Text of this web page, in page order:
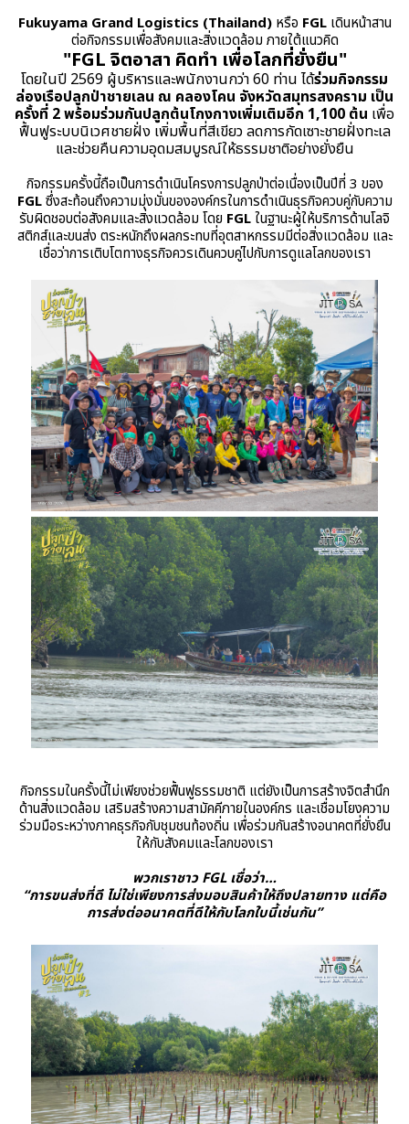
Fukuyama Grand Logistics (Thailand)หรือ FGLเดินหน้าสาน
ต่อกิจกรรมเพื่อสังคมและสิ่งแวดล้อม ภายใต้แนวคิด
"FGL จิตอาสา คิดทำ เพื่อโลกที่ยั่งยืน"
โดยในปี 2569 ผู้บริหารและพนักงานกว่า 60 ท่าน ได้ร่วมกิจกรรม
ล่องเรือปลูกป่าชายเลน ณ คลองโคน จังหวัดสมุทรสงคราม เป็น
ครั้งที่ 2 พร้อมร่วมกันปลูกต้นโกงกางเพิ่มเติมอีก 1,100 ต้น เพื่อ
ฟื้นฟูระบบนิเวศชายฝั่ง เพิ่มพื้นที่สีเขียว ลดการกัดเซาะชายฝั่งทะเล
และช่วยคืนความอุดมสมบูรณ์ให้ธรรมชาติอย่างยั่งยืน
กิจกรรมครั้งนี้ถือเป็นการดำเนินโครงการปลูกป่าต่อเนื่องเป็นปีที่ 3 ของ
FGLซึ่งสะท้อนถึงความมุ่งมั่นขององค์กรในการดำเนินธุรกิจควบคู่กับความ
รับผิดชอบต่อสังคมและสิ่งแวดล้อม โดย FGLในฐานะผู้ให้บริการด้านโลจิ
สติกส์และขนส่ง ตระหนักถึงผลกระทบที่อุตสาหกรรมมีต่อสิ่งแวดล้อม และ
เชื่อว่าการเติบโตทางธุรกิจควรเดินควบคู่ไปกับการดูแลโลกของเรา
กิจกรรมในครั้งนี้ไม่เพียงช่วยฟื้นฟูธรรมชาติ แต่ยังเป็นการสร้างจิตสำนึก
ด้านสิ่งแวดล้อม เสริมสร้างความสามัคคีภายในองค์กร และเชื่อมโยงความ
ร่วมมือระหว่างภาคธุรกิจกับชุมชนท้องถิ่น เพื่อร่วมกันสร้างอนาคตที่ยั่งยืน
ให้กับสังคมและโลกของเรา
พวกเราชาว FGL เชื่อว่า…
“การขนส่งที่ดี ไม่ใช่เพียงการส่งมอบสินค้าให้ถึงปลายทาง แต่คือ
การส่งต่ออนาคตที่ดีให้กับโลกใบนี้เช่นกัน”